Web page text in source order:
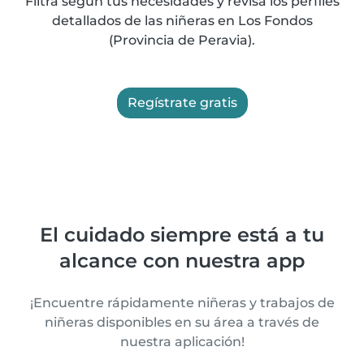
detallados de las niñeras en Los Fondos
(Provincia de Peravia).
Regístrate gratis
El cuidado siempre está a tu
alcance con nuestra app
¡Encuentre rápidamente niñeras y trabajos de
niñeras disponibles en su área a través de
nuestra aplicación!